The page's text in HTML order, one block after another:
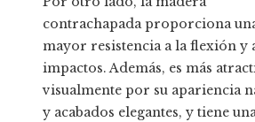
contrachapada proporciona
mayor resistencia a la flexión y
impactos. Además, es más
visualmente por su apariencia
y acabados elegantes, y tiene